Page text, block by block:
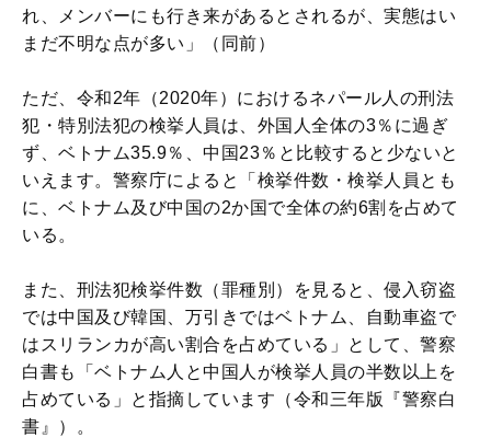
れ、メンバーにも行き来があるとされるが、実態はい
まだ不明な点が多い」（同前）
ただ、令和2年（2020年）におけるネパール人の刑法
犯・特別法犯の検挙人員は、外国人全体の3％に過ぎ
ず、ベトナム35.9％、中国23％と比較すると少ないと
いえます。警察庁によると「検挙件数・検挙人員とも
に、ベトナム及び中国の2か国で全体の約6割を占めて
いる。
また、刑法犯検挙件数（罪種別）を見ると、侵入窃盗
では中国及び韓国、万引きではベトナム、自動車盗で
はスリランカが高い割合を占めている」として、警察
白書も「ベトナム人と中国人が検挙人員の半数以上を
占めている」と指摘しています（令和三年版『警察白
書』）。